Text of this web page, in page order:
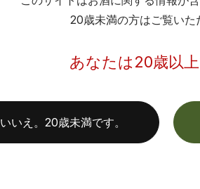
20歳未満の方はご覧いた
あなたは20歳以
いいえ。20歳未満です。